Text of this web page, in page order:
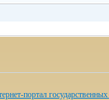
портал государственных